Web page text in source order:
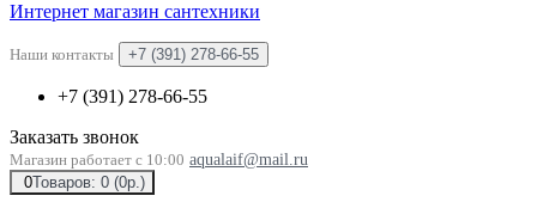
Интернет магазин сантехники
Наши контакты +7 (391) 278-66-55
+7 (391) 278-66-55
Заказать звонок
Магазин работает с 10:00 aqualaif@mail.ru
0Товаров: 0 (0р.)